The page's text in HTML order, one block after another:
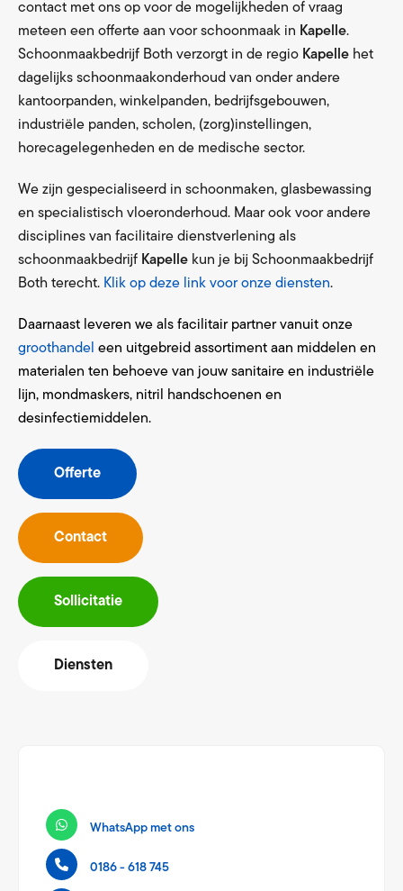
contact met ons op voor de mogelijkheden of vraag
meteen een offerte aan voor schoonmaak in Kapelle.
Schoonmaakbedrijf Both verzorgt in de regio Kapelle het
dagelijks schoonmaakonderhoud van onder andere
kantoorpanden, winkelpanden, bedrijfsgebouwen,
industriële panden, scholen, (zorg)instellingen,
horecagelegenheden en de medische sector.
We zijn gespecialiseerd in schoonmaken, glasbewassing
en specialistisch vloeronderhoud. Maar ook voor andere
disciplines van facilitaire dienstverlening als
schoonmaakbedrijf Kapelle kun je bij Schoonmaakbedrijf
Both terecht. Klik op deze link voor onze diensten.
Daarnaast leveren we als facilitair partner vanuit onze
groothandel een uitgebreid assortiment aan middelen en
materialen ten behoeve van jouw sanitaire en industriële
lijn, mondmaskers, nitril handschoenen en
desinfectiemiddelen.
Offerte
Contact
Sollicitatie
Diensten
WhatsApp met ons
0186 - 618 745